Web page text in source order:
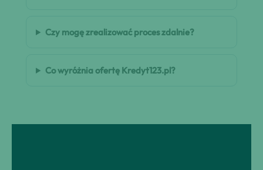
Czy mogę zrealizować proces zdalnie?
Co wyróżnia ofertę Kredyt123.pl?